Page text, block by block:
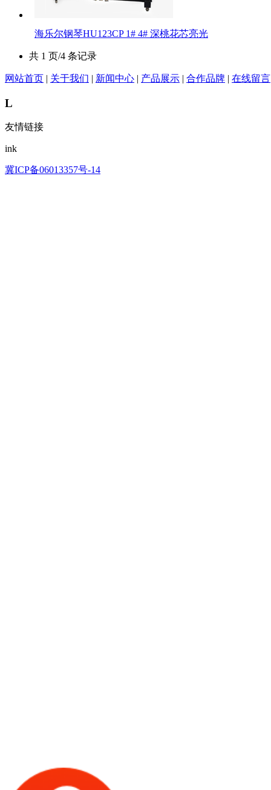
​海乐尔钢琴HU123CP 1# 4# 深桃花芯亮光
共 1 页/4 条记录
网站首页 | 关于我们 | 新闻中心 | 产品展示 | 合作品牌 | 在线留言
L
友情链接
ink
冀ICP备06013357号-14